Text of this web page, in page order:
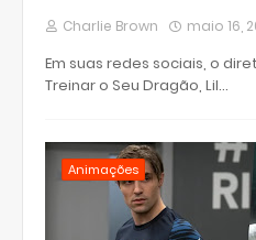
Charlie Brown maio 16,
Em suas redes sociais, o
Treinar o Seu Dragão, Lil…
Animações